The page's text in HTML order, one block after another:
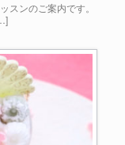
スンのご案内です。